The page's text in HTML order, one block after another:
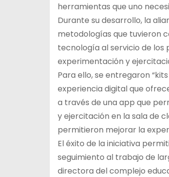
herramientas que uno
Durante su desarrollo, la
metodologías que tuvieron
tecnología al servicio de
experimentación y
Para ello, se entregaron
experiencia digital que
a través de una app que
y ejercitación en la sala de
permitieron mejorar la
El éxito de la iniciativa
seguimiento al trabajo de
directora del complejo